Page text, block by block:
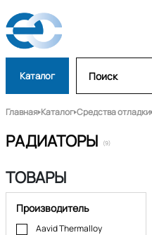
Каталог
Главная Каталог Средства отладки
РАДИАТОРЫ (9)
ТОВАРЫ
Производитель
Aavid Thermalloy